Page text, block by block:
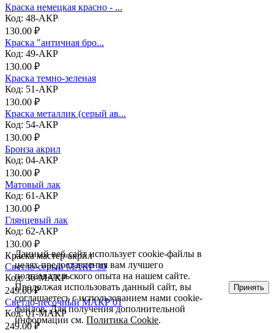
Краска немецкая красно - ...
Код: 48-АКР
130.00 ₽
Краска "античная бро...
Код: 49-АКР
130.00 ₽
Краска темно-зеленая
Код: 51-АКР
130.00 ₽
Краска металлик (серый ав...
Код: 54-АКР
130.00 ₽
Бронза акрил
Код: 04-АКР
130.00 ₽
Матовый лак
Код: 61-АКР
130.00 ₽
Глянцевый лак
Код: 62-АКР
130.00 ₽
Краска мастер-акрил
Светло-серый МАКР 30
Код: 30-МАКР
249.00 ₽
Светло-песочный МАКР 01
Код: 01-МАКР
249.00 ₽
Данный веб-сайт использует cookie-файлы в
целях предоставления вам лучшего
пользовательского опыта на нашем сайте.
Продолжая использовать данный сайт, вы
соглашаетесь с использованием нами cookie-
файлов. Для получения дополнительной
информации см.Политика Cookie.
Принять